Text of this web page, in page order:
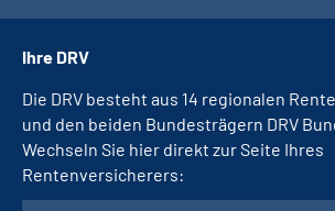
Ihre DRV
Die DRV besteht aus 14 regionalen
und den beiden Bundesträgern DRV
Wechseln Sie hier direkt zur Seite Ihres
Rentenversicherers: